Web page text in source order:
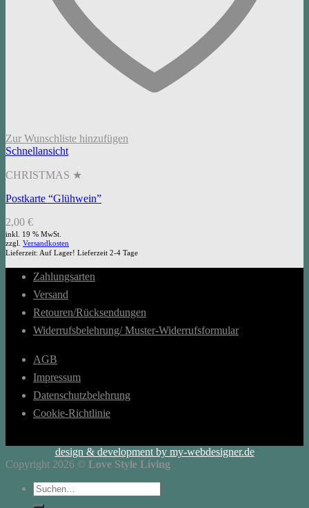
Zur Wunschliste hinzufügen
Schnellansicht
CHRISTMAS ★
Postkarte “Glühwein”
2,00 €
inkl. 19 % MwSt.
zzgl. Versandkosten
Lieferzeit: Auf Lager! Lieferzeit 2-4 Tage
Zahlungsarten
Versand
Retouren/Rücksendungen
Widerrufsbelehrung/ Muster-Widerrufsformular
AGB
Impressum
Datenschutzbelehrung
Cookie-Richtlinie
design & development by my-webdesigner.de
Copyright 2026 © Love Style Living
Suchen
nach: